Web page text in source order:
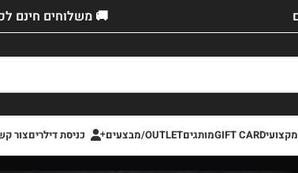
🚚 משלוחים חינם
GIFT CARDמותגיםOUTLET/מבצעים כניסת דילריםצור